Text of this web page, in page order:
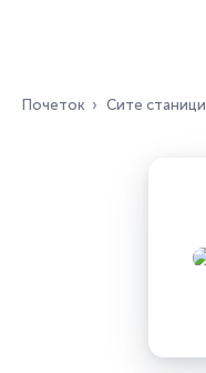
Почеток Сите станици